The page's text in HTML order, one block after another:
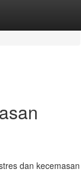
dan kecemasan